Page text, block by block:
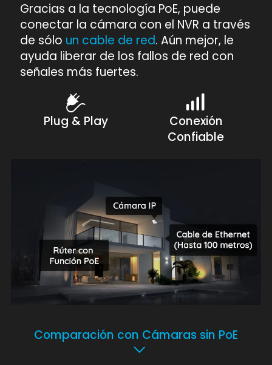
Gracias a la tecnología PoE, puede
conectar la cámara con el NVR a través
de sólo un cable de red. Aún mejor, le
ayuda liberar de los fallos de red con
señales más fuertes.
Plug & Play
Conexión
Confiable
Comparación con Cámaras sin PoE